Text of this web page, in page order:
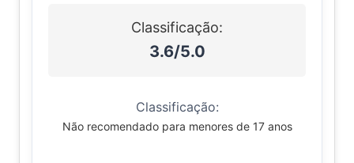
Classificação:
3.6/5.0
Classificação:
Não recomendado para menores de 17 anos